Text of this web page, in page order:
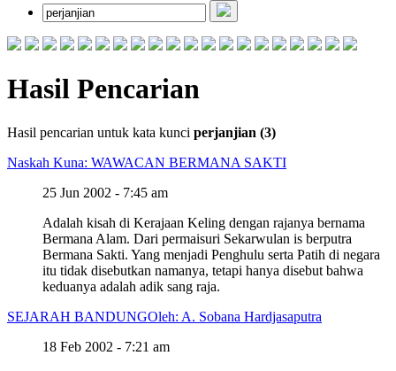
Hasil Pencarian
Hasil pencarian untuk kata kunci perjanjian (3)
Naskah Kuna: WAWACAN BERMANA SAKTI
25 Jun 2002 - 7:45 am
Adalah kisah di Kerajaan Keling dengan rajanya bernama
Bermana Alam. Dari permaisuri Sekarwulan is berputra
Bermana Sakti. Yang menjadi Penghulu serta Patih di negara
itu tidak disebutkan namanya, tetapi hanya disebut bahwa
keduanya adalah adik sang raja.
SEJARAH BANDUNGOleh: A. Sobana Hardjasaputra
18 Feb 2002 - 7:21 am